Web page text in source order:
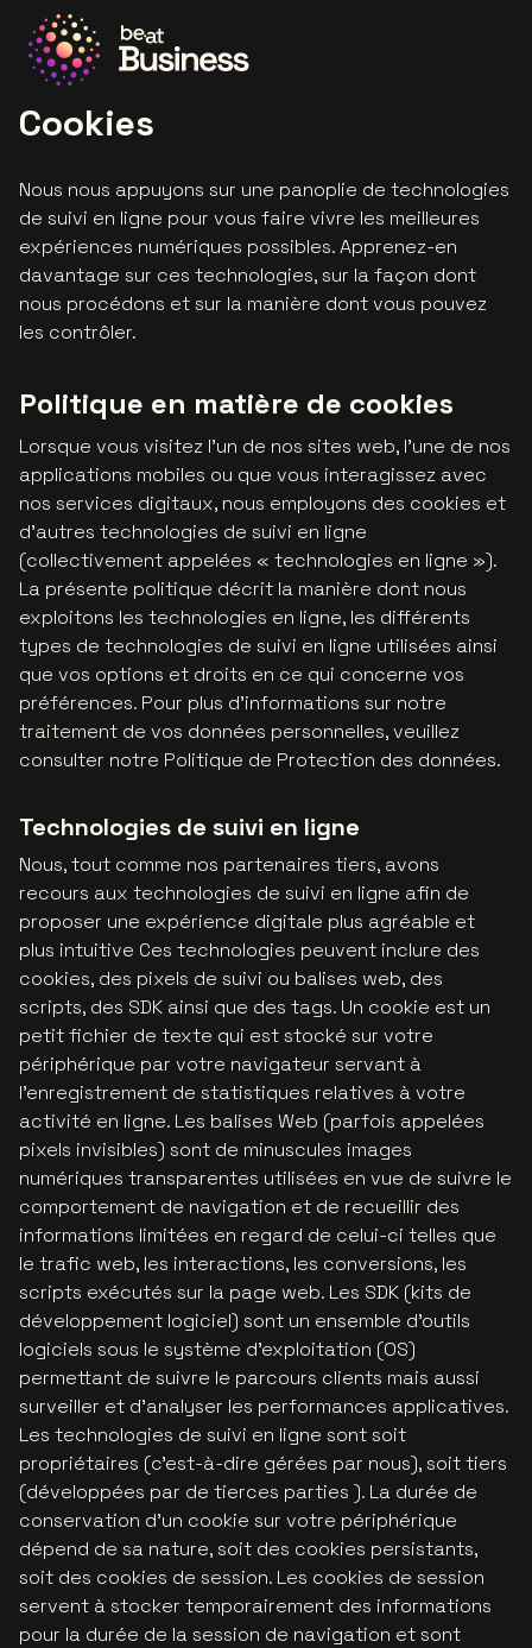
Cookies
Nous nous appuyons sur une panoplie de technologies
de suivi en ligne pour vous faire vivre les meilleures
expériences numériques possibles. Apprenez-en
davantage sur ces technologies, sur la façon dont
nous procédons et sur la manière dont vous pouvez
les contrôler.
Politique en matière de cookies
Lorsque vous visitez l'un de nos sites web, l'une de nos
applications mobiles ou que vous interagissez avec
nos services digitaux, nous employons des cookies et
d'autres technologies de suivi en ligne
(collectivement appelées « technologies en ligne »).
La présente politique décrit la manière dont nous
exploitons les technologies en ligne, les différents
types de technologies de suivi en ligne utilisées ainsi
que vos options et droits en ce qui concerne vos
préférences. Pour plus d'informations sur notre
traitement de vos données personnelles, veuillez
consulter notre Politique de Protection des données.
Technologies de suivi en ligne
Nous, tout comme nos partenaires tiers, avons
recours aux technologies de suivi en ligne afin de
proposer une expérience digitale plus agréable et
plus intuitive Ces technologies peuvent inclure des
cookies, des pixels de suivi ou balises web, des
scripts, des SDK ainsi que des tags. Un cookie est un
petit fichier de texte qui est stocké sur votre
périphérique par votre navigateur servant à
l’enregistrement de statistiques relatives à votre
activité en ligne. Les balises Web (parfois appelées
pixels invisibles) sont de minuscules images
numériques transparentes utilisées en vue de suivre le
comportement de navigation et de recueillir des
informations limitées en regard de celui-ci telles que
le trafic web, les interactions, les conversions, les
scripts exécutés sur la page web. Les SDK (kits de
développement logiciel) sont un ensemble d'outils
logiciels sous le système d'exploitation (OS)
permettant de suivre le parcours clients mais aussi
surveiller et d’analyser les performances applicatives.
Les technologies de suivi en ligne sont soit
propriétaires (c'est-à-dire gérées par nous), soit tiers
(développées par de tierces parties ). La durée de
conservation d'un cookie sur votre périphérique
dépend de sa nature, soit des cookies persistants,
soit des cookies de session. Les cookies de session
servent à stocker temporairement des informations
pour la durée de la session de navigation et sont